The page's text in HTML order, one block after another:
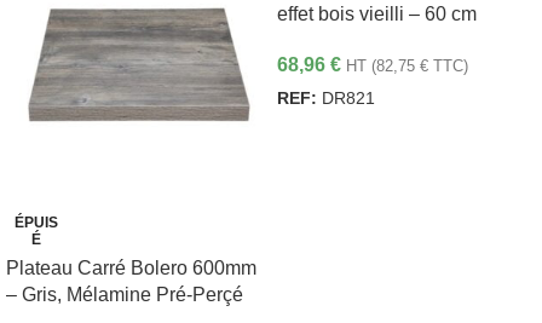
ÉPUIS
É
Plateau Carré Bolero 600mm
– Gris, Mélamine Pré-Perçé
effet bois vieilli – 60 cm
68,96 € HT (82,75 € TTC)
REF: DR821